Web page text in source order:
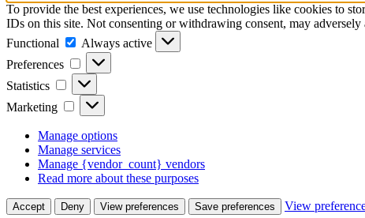
To provide the best experiences, we use technologies like cookies to
IDs on this site. Not consenting or withdrawing consent, may adversely
Functional
Functional
Always active
Preferences
Preferences
Statistics Statistics
Marketing Marketing
Manage options
Manage services
Manage {vendor_count} vendors
Read more about these purposes
Accept Deny View preferences Save preferences View